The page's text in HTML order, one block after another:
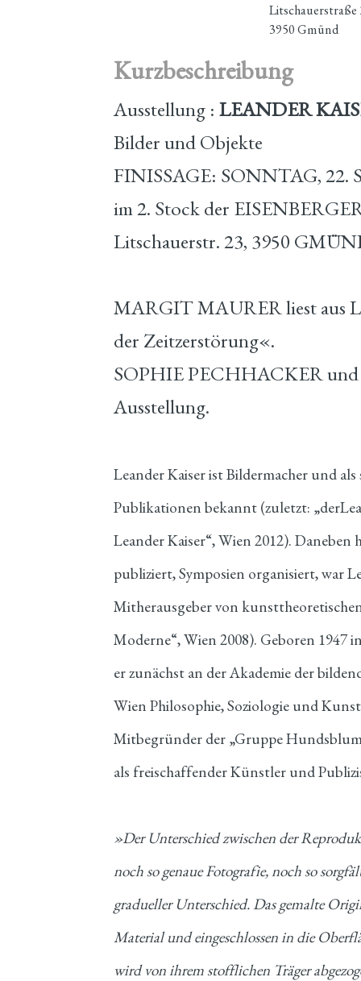
Litschauerstraße
3950 Gmünd
Kurzbeschreibung
Ausstellung : LEANDER
Bilder und Objekte
FINISSAGE: SONNTAG, 22.
im 2. Stock der
Litschauerstr. 23, 3950
MARGIT MAURER liest aus
der Zeitzerstörung«.
SOPHIE PECHHACKER
Ausstellung.
Leander Kaiser ist Bildermacher und
Publikationen bekannt (zuletzt:
Leander Kaiser“, Wien 2012).
publiziert, Symposien organisiert, war
Mitherausgeber von
Moderne“, Wien 2008). Geboren
er zunächst an der Akademie der
Wien Philosophie, Soziologie und
Mitbegründer der „Gruppe
als freischaffender Künstler und
»Der Unterschied zwischen der
noch so genaue Fotografie, noch so
gradueller Unterschied. Das gemalte
Material und eingeschlossen in die
wird von ihrem stofflichen Träger